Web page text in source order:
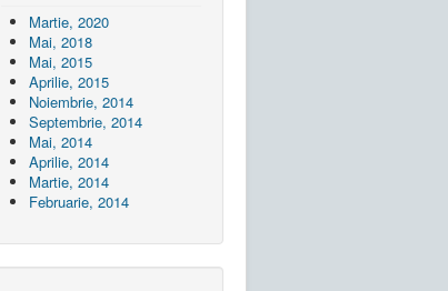
Martie, 2020
Mai, 2018
Mai, 2015
Aprilie, 2015
Noiembrie, 2014
Septembrie, 2014
Mai, 2014
Aprilie, 2014
Martie, 2014
Februarie, 2014